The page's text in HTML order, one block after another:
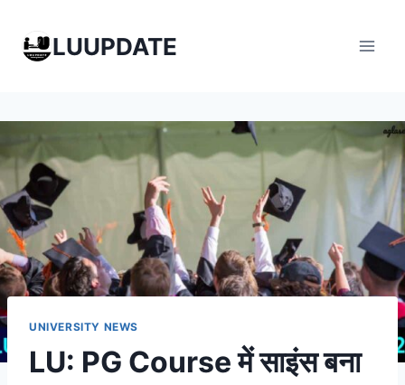
contentLUUPDATE
UNIVERSITY NEWS
LU: PG Course में साइंस बना